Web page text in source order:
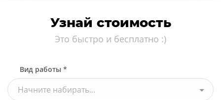
Узнай стоимость
Это быстро и бесплатно :)
Вид работы *
Начните набирать...